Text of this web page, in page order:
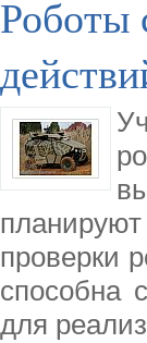
Роботы
проверки
способна
для